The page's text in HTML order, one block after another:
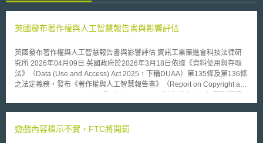
英國發布著作權與人工智慧報告書與影響評估
英國發布著作權與人工智慧報告書與影響評估 資訊工業策進會科技法律研
究所 2026年04月09日 英國政府於2026年3月18日依據《資料使用與存取
法》（Data (Use and Access) Act 2025，下稱DUAA）第135條及第136條
之法定義務，發布《著作權與人工智慧報告書》（Report on Copyright and
估》（Copyright and AI Impact Assessment，下稱「影響評估」）[2]兩份
AI）使用著作權作品所進行之全面性政策評估，並對英國在AI著作權的修法
遊戲內容標示不實，FTC將開罰